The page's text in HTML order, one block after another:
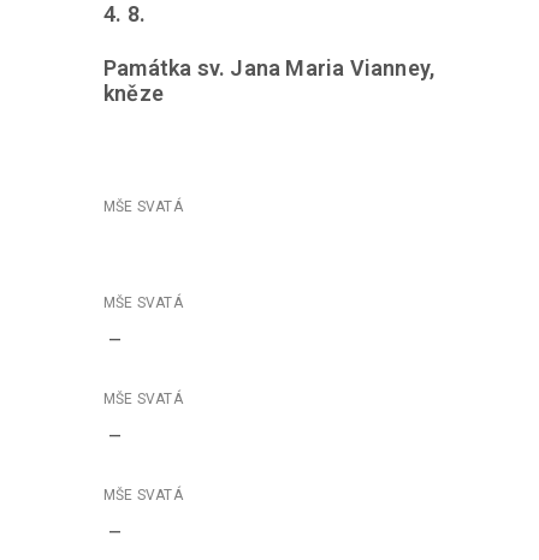
4. 8.
Památka sv. Jana Maria Vianney,
kněze
–
–
–